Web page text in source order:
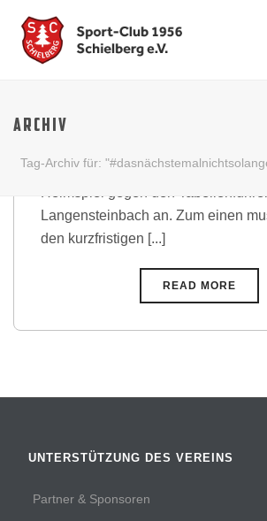
ARCHIV
Tag-Archiv für:
unsere Zweite Mannschaft am
Langensteinbach an. Zum einen
den kurzfristigen [...]
READ MORE
UNTERSTÜTZUNG DES VEREINS
Partner & Sponsoren